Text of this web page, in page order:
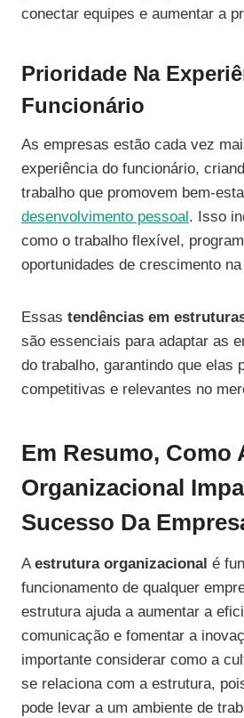
conectar equipes e aumentar a
Prioridade Na
Funcionário
As empresas estão cada vez
experiência do funcionário,
trabalho que promovem bem-
desenvolvimento pessoal . Isso
como o trabalho flexível,
oportunidades de crescimento
Essas tendências em
são essenciais para adaptar as
do trabalho, garantindo que elas
competitivas e relevantes no
Em Resumo, Como
Organizacional
Sucesso Da
Aestrutura organizacional é
funcionamento de qualquer
estrutura ajuda a aumentar a
comunicação e fomentar a
importante considerar como a
se relaciona com a estrutura,
pode levar a um ambiente de